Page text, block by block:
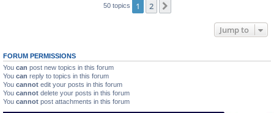
50 topics 1 2
Jump to
FORUM PERMISSIONS
You can post new topics in this forum
You can reply to topics in this forum
You cannot edit your posts in this forum
You cannot delete your posts in this forum
You cannot post attachments in this forum